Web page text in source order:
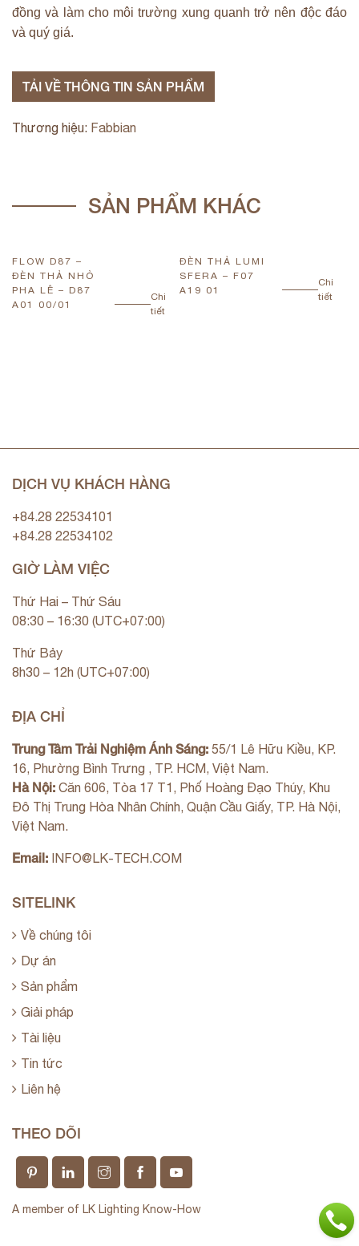
đồng và làm cho môi trường xung quanh trở nên độc đáo
và quý giá.
TẢI VỀ THÔNG TIN SẢN PHẨM
Thương hiệu: Fabbian
SẢN PHẨM KHÁC
FLOW D87 –
ĐÈN THẢ NHỎ
PHA LÊ – D87
A01 00/01
Chi
tiết
ĐÈN THẢ LUMI
SFERA – F07
A19 01
Chi
tiết
DỊCH VỤ KHÁCH HÀNG
+84.28 22534101
+84.28 22534102
GIỜ LÀM VIỆC
Thứ Hai – Thứ Sáu
08:30 – 16:30 (UTC+07:00)
Thứ Bảy
8h30 – 12h (UTC+07:00)
ĐỊA CHỈ
Trung Tâm Trải Nghiệm Ánh Sáng: 55/1 Lê Hữu Kiều, KP.
16, Phường Bình Trưng , TP. HCM, Việt Nam.
Hà Nội: Căn 606, Tòa 17 T1, Phố Hoàng Đạo Thúy, Khu
Đô Thị Trung Hòa Nhân Chính, Quận Cầu Giấy, TP. Hà Nội,
Việt Nam.
Email: INFO@LK-TECH.COM
SITELINK
Về chúng tôi
Dự án
Sản phẩm
Giải pháp
Tài liệu
Tin tức
Liên hệ
THEO DÕI
A member of LK Lighting Know-How